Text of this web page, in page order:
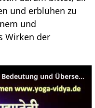
und erblühen zu
und
Wirken der
Spiritueller Name Padma Devi - Bedeutung und Übersetzung aus dem Sanskrit